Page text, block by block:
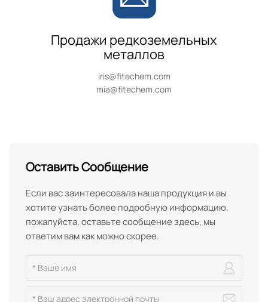
Продажи редкоземельных
металлов
iris@fitechem.com
mia@fitechem.com
Оставить Сообщение
Если вас заинтересовала наша продукция и вы
хотите узнать более подробную информацию,
пожалуйста, оставьте сообщение здесь, мы
ответим вам как можно скорее.